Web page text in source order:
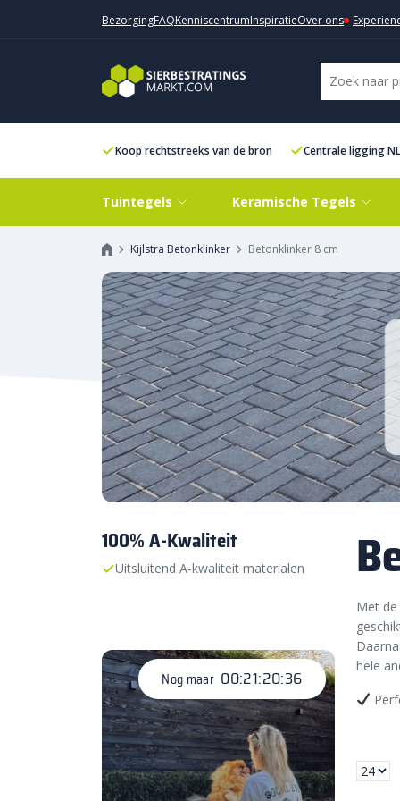
BezorgingFAQKenniscentrumInspiratieOver ons
Koop rechtstreeks van de bron Centrale ligging NL
Tuintegels Keramische Tegels
Kijlstra Betonklinker Betonklinker 8 cm
100% A-Kwaliteit
Uitsluitend A-kwaliteit materialen
Nog maar 00:21:20:34
Met
hele